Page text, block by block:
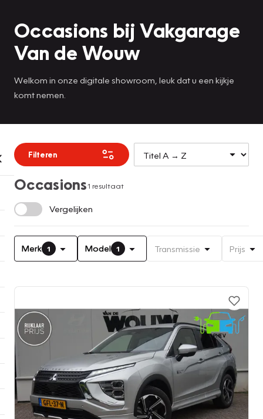
Occasions bij Vakgarage
Van de Wouw
Welkom in onze digitale showroom, leuk dat u een kijkje
komt nemen.
Filteren
Occasions1 resultaat
Vergelijken
Merk 1 Model 1 Transmissie Prijs